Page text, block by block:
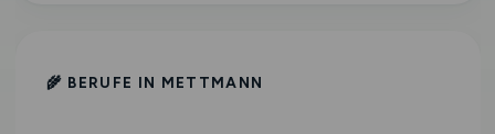
🌾 BERUFE IN METTMANN